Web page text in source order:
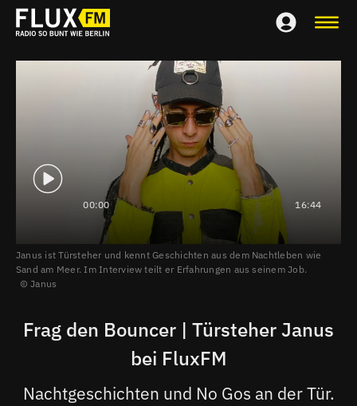
00:00 16:44
Janus ist Türsteher und kennt Geschichten aus dem Nachtleben wie
Sand am Meer. Im Interview teilt er Erfahrungen aus seinem Job.
Janus
Frag den Bouncer | Türsteher Janus
bei FluxFM
Nachtgeschichten und No Gos an der Tür.